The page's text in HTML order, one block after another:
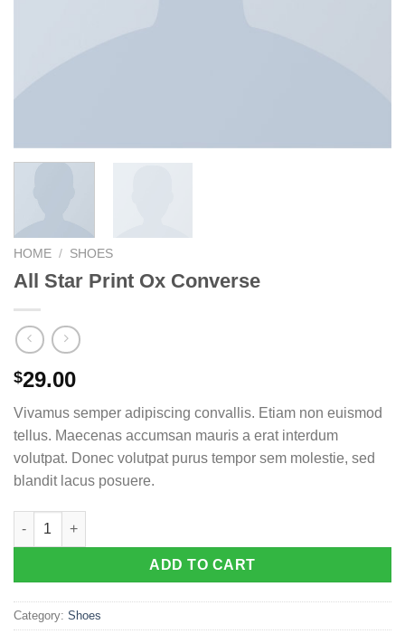
HOME / SHOES
All Star Print Ox Converse
$29.00
Vivamus semper adipiscing convallis. Etiam non euismod
tellus. Maecenas accumsan mauris a erat interdum
volutpat. Donec volutpat purus tempor sem molestie, sed
blandit lacus posuere.
All Star Print Ox Converse quantity
ADD TO CART
Category: Shoes